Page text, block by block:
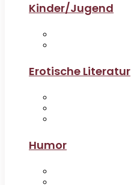
Kinder/Jugend
Erotische Literatur
Humor